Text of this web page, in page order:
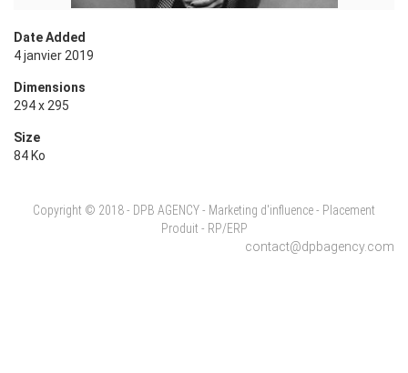
Date Added
4 janvier 2019
Dimensions
294 x 295
Size
84 Ko
Copyright © 2018 - DPB AGENCY - Marketing d'influence - Placement
Produit - RP/ERP
contact@dpbagency.com